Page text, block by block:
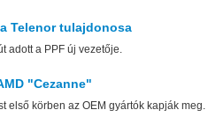
Telenor tulajdonosa
adott a PPF új vezetője.
"Cezanne"
első körben az OEM gyártók kapják meg.